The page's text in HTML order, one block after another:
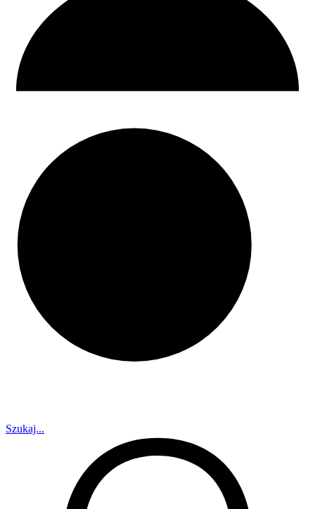
30 dni na zwrot
Szukaj...